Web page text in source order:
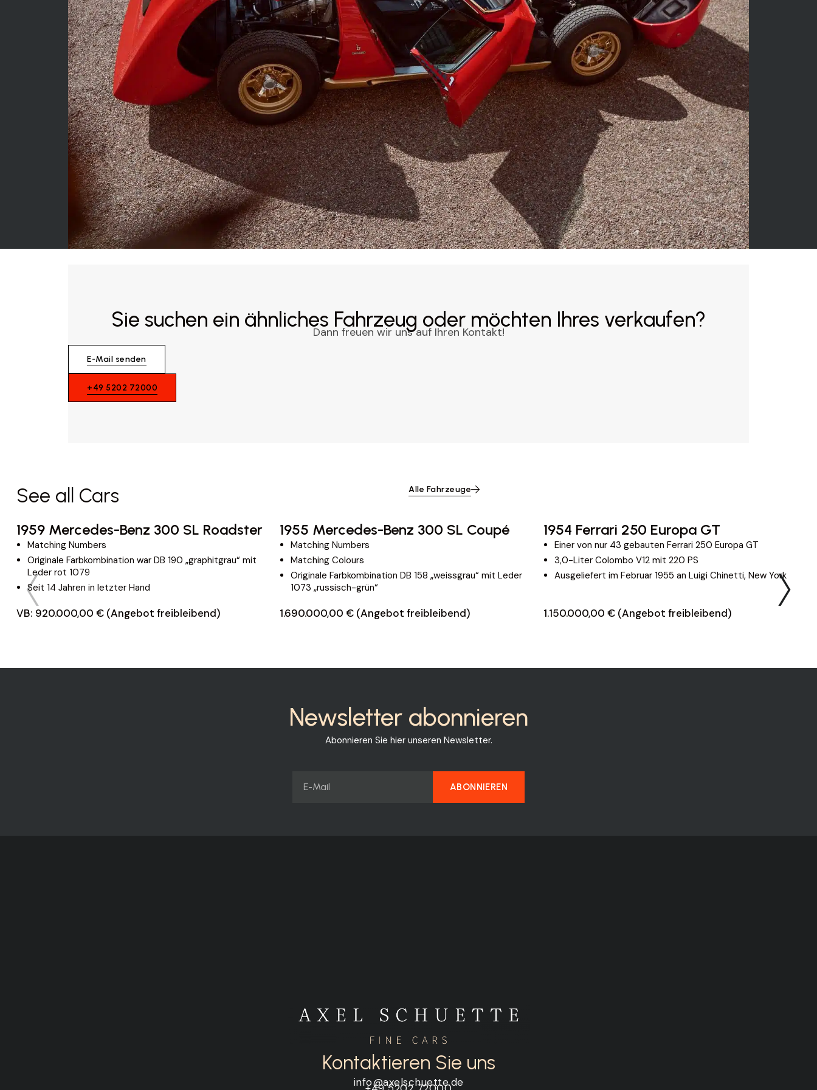
Sie suchen ein ähnliches Fahrzeug oder möchten Ihres verkaufen?
Dann freuen wir uns auf Ihren Kontakt!
E-Mail senden
+49 5202 72000
See all Cars Alle Fahrzeuge
1959 Mercedes-Benz 300 SL Roadster
Matching Numbers
Originale Farbkombination war DB 190 „graphitgrau“ mit
Leder rot 1079
Seit 14 Jahren in letzter Hand
VB: 920.000,00 € (Angebot freibleibend)
1955 Mercedes-Benz 300 SL Coupé
Matching Numbers
Matching Colours
Originale Farbkombination DB 158 „weissgrau“ mit Leder
1073 „russisch-grün“
1.690.000,00 € (Angebot freibleibend)
1954 Ferrari 250 Europa GT
Einer von nur 43 gebauten Ferrari 250 Europa GT
3,0-Liter Colombo V12 mit 220 PS
Ausgeliefert im Februar 1955 an Luigi Chinetti, New York
1.150.000,00 € (Angebot freibleibend)
Newsletter abonnieren
Abonnieren Sie hier unseren Newsletter.
ABONNIEREN
Kontaktieren Sie uns
info@axelschuette.de